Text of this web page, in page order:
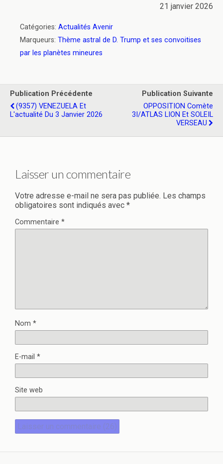
21 janvier 2026
Catégories: Actualités Avenir
Marqueurs: Thème astral de D. Trump et ses convoitises
par les planètes mineures
Publication Précédente
(9357) VENEZUELA Et
L'actualité Du 3 Janvier 2026
Publication Suivante
OPPOSITION Comète
3I/ATLAS LION Et SOLEIL
VERSEAU
Laisser un commentaire
Votre adresse e-mail ne sera pas publiée. Les champs
obligatoires sont indiqués avec *
Commentaire *
Nom *
E-mail *
Site web